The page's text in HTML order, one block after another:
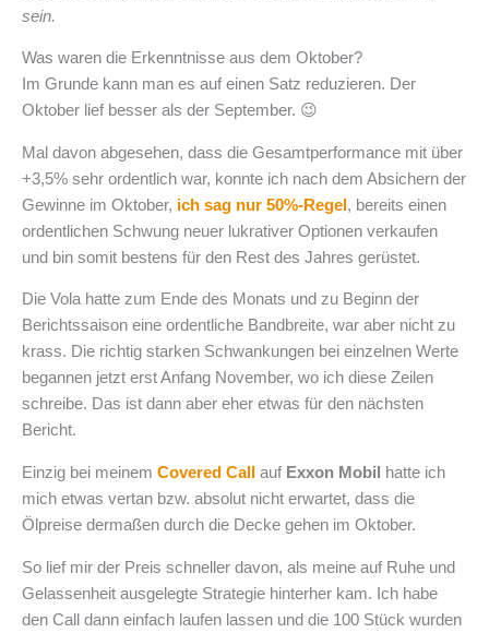
sein.
Was waren die Erkenntnisse aus dem Oktober?
Im Grunde kann man es auf einen Satz reduzieren. Der
Oktober lief besser als der September. 😉
Mal davon abgesehen, dass die Gesamtperformance mit über
+3,5% sehr ordentlich war, konnte ich nach dem Absichern der
Gewinne im Oktober, ich sag nur 50%-Regel , bereits einen
ordentlichen Schwung neuer lukrativer Optionen verkaufen
und bin somit bestens für den Rest des Jahres gerüstet.
Die Vola hatte zum Ende des Monats und zu Beginn der
Berichtssaison eine ordentliche Bandbreite, war aber nicht zu
krass. Die richtig starken Schwankungen bei einzelnen Werte
begannen jetzt erst Anfang November, wo ich diese Zeilen
schreibe. Das ist dann aber eher etwas für den nächsten
Bericht.
Einzig bei meinem Covered Call auf Exxon Mobil
hatte ich
mich etwas vertan bzw. absolut nicht erwartet, dass die
Ölpreise dermaßen durch die Decke gehen im Oktober.
So lief mir der Preis schneller davon, als meine auf Ruhe und
Gelassenheit ausgelegte Strategie hinterher kam. Ich habe
den Call dann einfach laufen lassen und die 100 Stück wurden